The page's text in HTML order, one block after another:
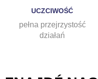
UCZCIWOŚĆ
pełna przejrzystość
działań